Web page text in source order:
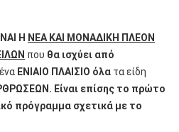
Η ΝΕΑ ΚΑΙ ΜΟΝΑΔΙΚΗ ΠΛΕΟΝ
που θα ισχύει από
ΕΝΙΑΙΟ ΠΛΑΙΣΙΟ όλα τα είδη
. Είναι επίσης το πρώτο
πρόγραμμα σχετικά με το